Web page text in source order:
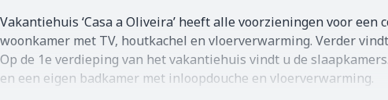
Vakantiehuis ‘Casa a Oliveira’ heeft alle voorzieningen voor
woonkamer met TV, houtkachel en vloerverwarming. Verder
Op de 1e verdieping van het vakantiehuis vindt u de
en een eigen badkamer met inloopdouche en vloerverwarming.